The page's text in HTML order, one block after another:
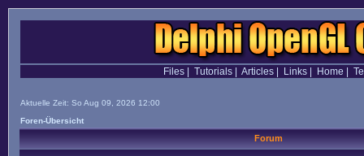
Files| Tutorials| Articles| Links| Home
Aktuelle Zeit: So Aug 09, 2026 12:00
Foren-Übersicht
Forum